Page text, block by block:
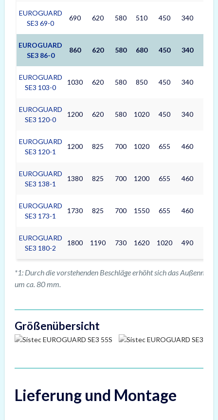
EUROGUARD
SE3 69-0
690 620 580 510 450 340
EUROGUARD
SE3 86-0
860 620 580 680 450 340
EUROGUARD
SE3 103-0
1030 620 580 850 450 340
EUROGUARD
SE3 120-0
1200 620 580 1020 450 340
EUROGUARD
SE3 120-1
1200 825 700 1020 655 460
EUROGUARD
SE3 138-1
1380 825 700 1200 655 460
EUROGUARD
SE3 173-1
1730 825 700 1550 655 460
EUROGUARD
SE3 180-2
1800 1190 730 1620 1020 490
*1: Durch die vorstehenden Beschläge erhöht sich das Außenmaß
um ca. 80 mm.
Größenübersicht
Lieferung und Montage